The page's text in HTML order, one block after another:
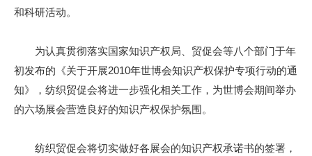
和科研活动。
为认真贯彻落实国家知识产权局、贸促会等八个部门于年
初发布的《关于开展2010年世博会知识产权保护专项行动的通
知》，纺织贸促会将进一步强化相关工作，为世博会期间举办
的六场展会营造良好的知识产权保护氛围。
纺织贸促会将切实做好各展会的知识产权承诺书的签署，